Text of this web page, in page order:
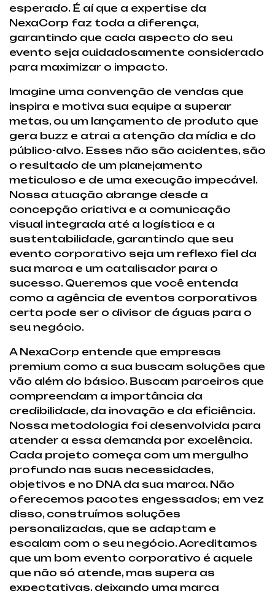
esperado. É aí que a expertise da
NexaCorp faz toda a diferença,
garantindo que cada aspecto do seu
evento seja cuidadosamente considerado
para maximizar o impacto.
Imagine uma convenção de vendas que
inspira e motiva sua equipe a superar
metas, ou um lançamento de produto que
gera buzz e atrai a atenção da mídia e do
público-alvo. Esses não são acidentes, são
o resultado de um planejamento
meticuloso e de uma execução impecável.
Nossa atuação abrange desde a
concepção criativa e a comunicação
visual integrada até a logística e a
sustentabilidade, garantindo que seu
evento corporativo seja um reflexo fiel da
sua marca e um catalisador para o
sucesso. Queremos que você entenda
como a agência de eventos corporativos
certa pode ser o divisor de águas para o
seu negócio.
A NexaCorp entende que empresas
premium como a sua buscam soluções que
vão além do básico. Buscam parceiros que
compreendam a importância da
credibilidade, da inovação e da eficiência.
Nossa metodologia foi desenvolvida para
atender a essa demanda por excelência.
Cada projeto começa com um mergulho
profundo nas suas necessidades,
objetivos e no DNA da sua marca. Não
oferecemos pacotes engessados; em vez
disso, construímos soluções
personalizadas, que se adaptam e
escalam com o seu negócio. Acreditamos
que um bom evento corporativo é aquele
que não só atende, mas supera as
expectativas, deixando uma marca